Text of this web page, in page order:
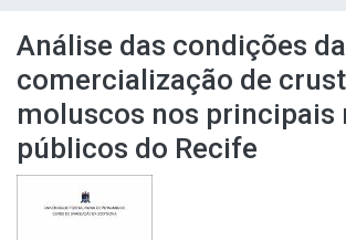
Análise das condições da
comercialização de
moluscos nos principais
públicos do Recife